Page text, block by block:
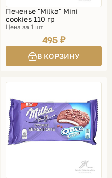
Печенье "Milka" Mini
cookies 110 гр
Цена за 1 шт
495 ₽